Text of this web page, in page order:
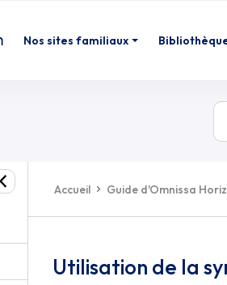
Nos sites familiaux
Accueil Guide d'Omnissa
Utilisation de la